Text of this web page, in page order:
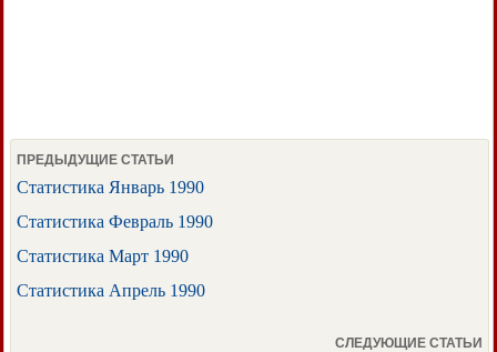
ПРЕДЫДУЩИЕ СТАТЬИ
Статистика Январь 1990
Статистика Февраль 1990
Статистика Март 1990
Статистика Апрель 1990
СЛЕДУЮЩИЕ СТАТЬИ